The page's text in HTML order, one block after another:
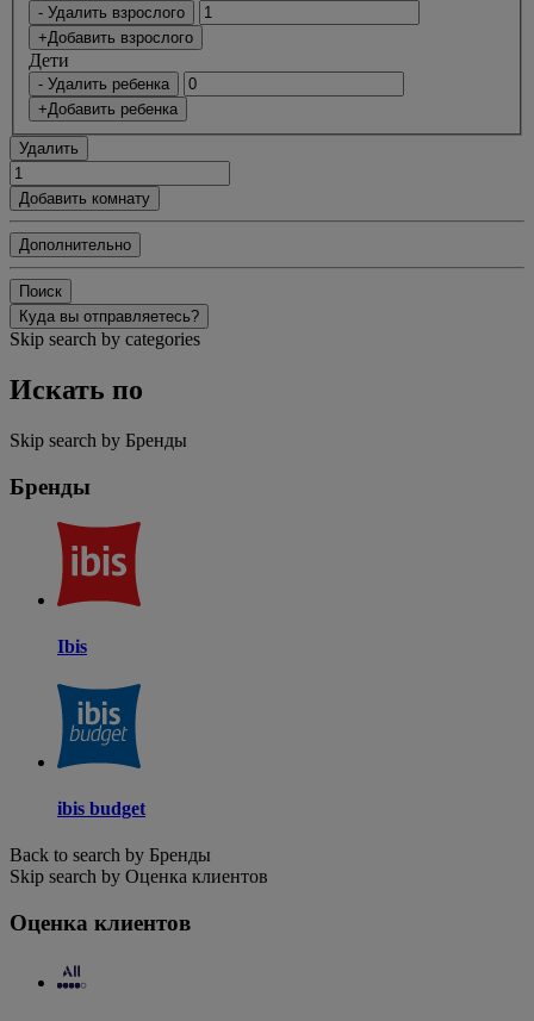
- Удалить взрослого
+Добавить взрослого
Дети
- Удалить ребенка
+Добавить ребенка
Удалить
Добавить комнату
Дополнительно
Поиск
Куда вы отправляетесь?
Skip search by categories
Искать по
Skip search by Бренды
Бренды
Ibis
ibis budget
Back to search by Бренды
Skip search by Оценка клиентов
Оценка клиентов